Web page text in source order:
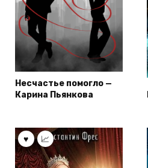
Несчастье помогло —
Карина Пьянкова